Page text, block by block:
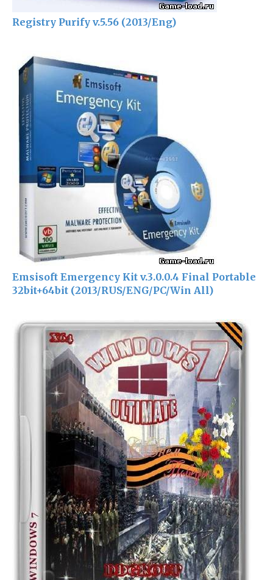
Registry Purify v.5.56 (2013/Eng)
Emsisoft Emergency Kit v.3.0.0.4 Final Portable
32bit+64bit (2013/RUS/ENG/PC/Win All)